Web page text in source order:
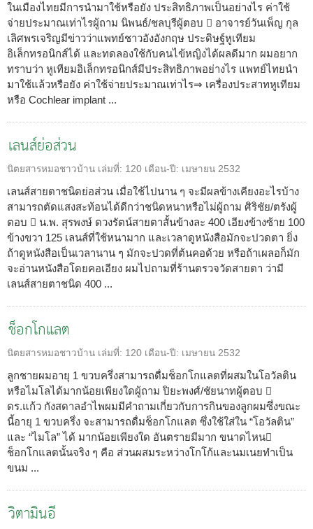
ในเมืองไทยมีการนำมาใช้หรือยัง ประสิทธิภาพเป็นอย่างไร ค่าใช้
จ่ายประมาณเท่าไรผู้ถาม นิพนธ์/ชลบุรีผู้ตอบ  อาจารย์วันเพ็ญ กุล
เลิศพรเจริญมีข่าวว่าแพทย์ชาวอังอังกฤษ ประดิษฐ์หูเทียม
อิเล็กทรอนิกส์ได้ และทดลองใช้กับคนไข้หญิงได้ผลดีมาก ผมอยาก
ทราบว่า หูเทียมอิเล็กทรอนิกส์มีประสิทธิภาพอย่างไร แพทย์ไทยนำ
มาใช้แล้วหรือยัง ค่าใช้จ่ายประมาณเท่าไร⇒ เครื่องประสาทหูเทียม
หรือ Cochlear implant ...
เลนส์ย่อส่วน
นิตยสารหมอชาวบ้าน เล่มที่: 120 เดือน-ปี: เมษายน 2532
เลนส์สายตาชนิดย่อส่วน เมื่อใช้ไปนาน ๆ จะมีผลข้างเคียงอะไรบ้าง
สามารถตัดแสงสะท้อนได้ดีกว่าชนิดหนาหรือไม่ผู้ถาม ศิริชัย/ตรังผู้
ตอบ  น.พ. สุรพงษ์ ดวงรัตน์สายตาสั้นข้างละ 400 เอียงข้างซ้าย 100
ข้างขวา 125 เลนส์ที่ใช้หนามาก และเวลาดูหนังสือมักจะปวดตา ยิ่ง
ถ้าดูหนังสือเป็นเวลานาน ๆ มักจะปวดที่ต้นคอด้วย หรือถ้าเผลอก็มัก
จะอ่านหนังสือโดยคอเอียง ผมไปถามที่ร้านตรวจวัดสายตา ว่ามี
เลนส์สายตาชนิด 400 ...
ช็อกโกแลต
นิตยสารหมอชาวบ้าน เล่มที่: 120 เดือน-ปี: เมษายน 2532
ลูกชายผมอายุ 1 ขวบครึ่งสามารถดื่มช็อกโกแลตที่ผสมในโอวัลติน
หรือไมโลได้มากน้อยเพียงใดผู้ถาม ปิยะพงศ์/ชัยนาทผู้ตอบ 
ดร.แก้ว กังสดาลอำไพผมมีคำถามเกี่ยวกับการกินของลูกผมซึ่งขณะ
นี้อายุ 1 ขวบครึ่ง จะสามารถดื่มช็อกโกแลต ซึ่งใช้ใส่ใน “โอวัลติน”
และ “ไมโล” ได้ มากน้อยเพียงใด อันตรายมีมาก ขนาดไหน
ช็อกโกแลตนั้นจริง ๆ คือ ส่วนผสมระหว่างโกโก้และนมเนยทำเป็น
ขนม ...
วิตามินอี